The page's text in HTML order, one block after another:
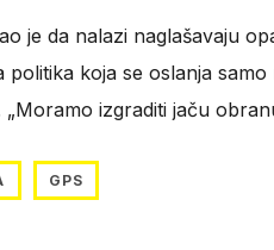
je da nalazi naglašavaju
politika koja se oslanja
„Moramo izgraditi jaču
GPS